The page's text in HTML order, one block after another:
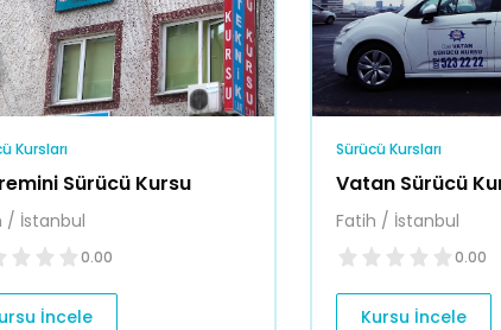
Kursları
Sürücü Kursu
/ İstanbul
0.00
İncele
Sürücü Kursları
Vatan Sürücü
Fatih / İstanbul
0.00
Kursu İncele